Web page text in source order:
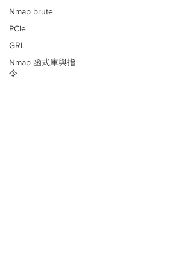
Nmap brute
PCIe
GRL
Nmap 函式庫與指
令